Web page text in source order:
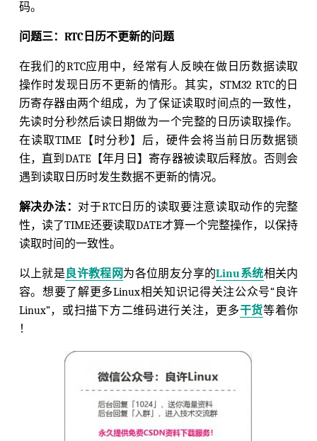
码。
问题三：RTC日历不更新的问题
在我们的RTC应用中，经常有人反映在做日历数据读取
操作时发现日历不更新的情形。其实，STM32 RTC的日
历寄存器由两个组成，为了保证读取时间点的一致性，
先读时分秒然后读日期做为一个完整的日历读取操作。
在读取TIME【时分秒】后，硬件会将当前日历数据锁
住，直到DATE【年月日】寄存器被读取后释放。否则会
遇到读取日历时发生数据不更新的情况。
解决办法： 对于RTC日历的读取要注意读取动作的完整
性，读了TIME还要读取DATE才算一个完整操作，以保持
读取时间的一致性。
以上就是良许教程网为各位朋友分享的Linu系统相关内
容。想要了解更多Linux相关知识记得关注公众号“良许
Linux”，或扫描下方二维码进行关注，更多干货等着你
！